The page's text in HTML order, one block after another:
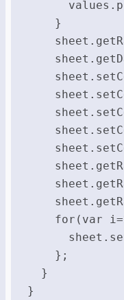
    }
for(var
    };
  }